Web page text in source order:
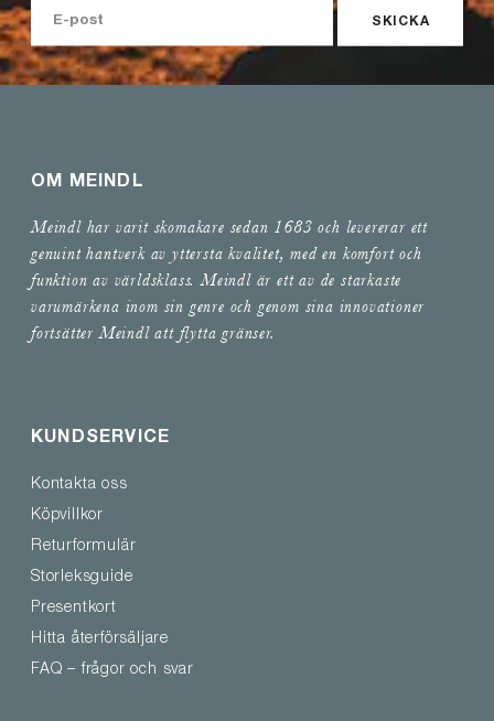
SKICKA
OM MEINDL
Meindl har varit skomakare sedan 1683 och levererar ett
genuint hantverk av yttersta kvalitet, med en komfort och
funktion av världsklass. Meindl är ett av de starkaste
varumärkena inom sin genre och genom sina innovationer
fortsätter Meindl att flytta gränser.
KUNDSERVICE
Kontakta oss
Köpvillkor
Returformulär
Storleksguide
Presentkort
Hitta återförsäljare
FAQ – frågor och svar